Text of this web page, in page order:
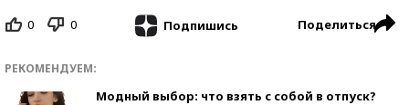
0 0 Подпишись Поделиться
РЕКОМЕНДУЕМ:
Модный выбор: что взять с собой в отпуск?